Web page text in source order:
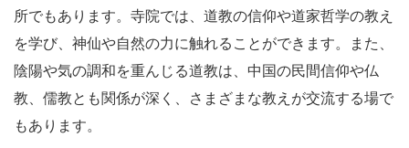
所でもあります。寺院では、道教の信仰や道家哲学の教え
を学び、神仙や自然の力に触れることができます。また、
陰陽や気の調和を重んじる道教は、中国の民間信仰や仏
教、儒教とも関係が深く、さまざまな教えが交流する場で
もあります。